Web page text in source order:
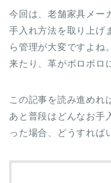
今回は、老舗家具メー
手入れ方法を取り上げ
ら管理が大変ですよね
来たり、革がボロボロ
この記事を読み進めれ
あと普段はどんなお手
った場合、どうすれば